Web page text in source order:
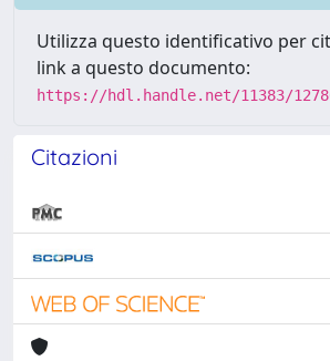
Utilizza questo identificativo per
link a questo documento:
https://hdl.handle.net/11383/
Citazioni